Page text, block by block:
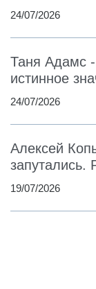
24/07/2026
Таня Адамс
истинное
24/07/2026
Алексей
запутались.
19/07/2026